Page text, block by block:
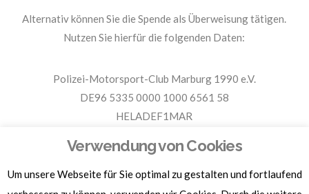
Alternativ können Sie die Spende als Überweisung tätigen.
Nutzen Sie hierfür die folgenden Daten:
Polizei-Motorsport-Club Marburg 1990 e.V.
DE96 5335 0000 1000 6561 58
HELADEF1MAR
Für Spendenbescheinigungen, Sachspenden und weitere
Verwendung von Cookies
Um unsere Webseite für Sie optimal zu gestalten und fortlaufend